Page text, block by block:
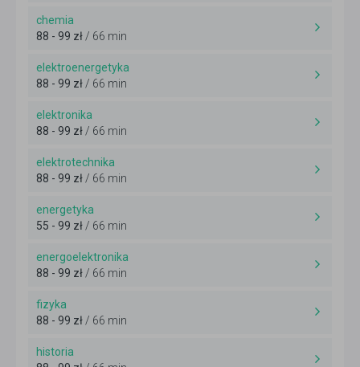
chemia
88 - 99 zł/ 66 min
elektroenergetyka
88 - 99 zł/ 66 min
elektronika
88 - 99 zł/ 66 min
elektrotechnika
88 - 99 zł/ 66 min
energetyka
55 - 99 zł/ 66 min
energoelektronika
88 - 99 zł/ 66 min
fizyka
88 - 99 zł/ 66 min
historia